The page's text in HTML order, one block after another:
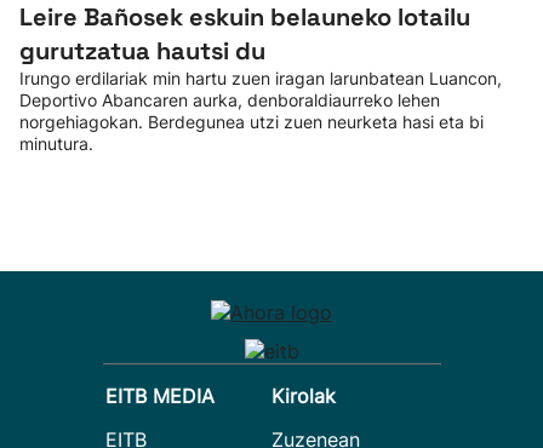
Leire Bañosek eskuin belauneko lotailu
gurutzatua hautsi du
Irungo erdilariak min hartu zuen iragan larunbatean Luancon,
Deportivo Abancaren aurka, denboraldiaurreko lehen
norgehiagokan. Berdegunea utzi zuen neurketa hasi eta bi
minutura.
EITB MEDIA
EITB
Kirolak
Zuzenean